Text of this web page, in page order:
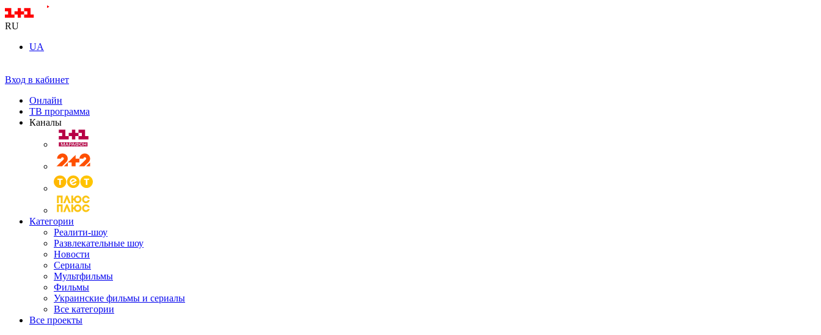
RU
UA
Вход в кабинет
Онлайн
ТВ программа
Каналы
Категории
Реалити-шоу
Развлекательные шоу
Новости
Сериалы
Мультфильмы
Фильмы
Украинские фильмы и сериалы
Все категории
Все проекты